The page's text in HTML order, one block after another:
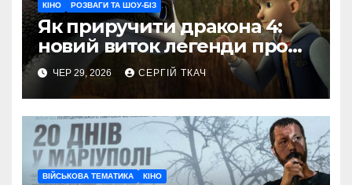
КІНО РОЗВАГИ ТА ШОУ-БІЗ
Як приручити дракона 4:
новий виток легенди про
Гикавку та Беззубика
ЧЕР 29, 2026 СЕРГІЙ ТКАЧ
ВІЙСЬКОВА ТЕМАТИКА КІНО